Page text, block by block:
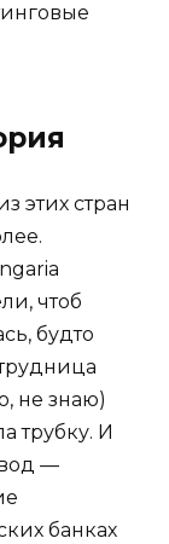
этих стран
чтоб
будто
не знаю)
трубку. И
—
банках